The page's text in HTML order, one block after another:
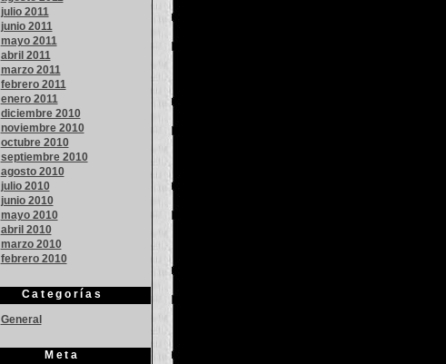
julio 2011
junio 2011
mayo 2011
abril 2011
marzo 2011
febrero 2011
enero 2011
diciembre 2010
noviembre 2010
octubre 2010
septiembre 2010
agosto 2010
julio 2010
junio 2010
mayo 2010
abril 2010
marzo 2010
febrero 2010
Categorías
General
Meta